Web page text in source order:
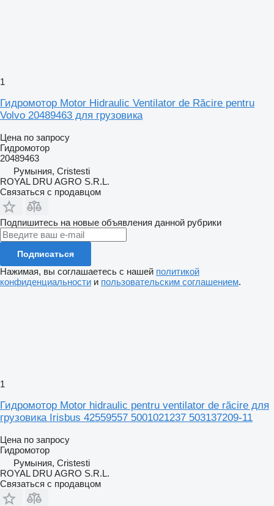
1
Гидромотор Motor Hidraulic Ventilator de Răcire pentru
Volvo 20489463 для грузовика
Цена по запросу
Гидромотор
20489463
Румыния, Cristesti
ROYAL DRU AGRO S.R.L.
Связаться с продавцом
Подпишитесь на новые объявления данной рубрики
Подписаться
Нажимая, вы соглашаетесь с нашей политикой
конфиденциальности и пользовательским соглашением.
1
Гидромотор Motor hidraulic pentru ventilator de răcire для
грузовика Irisbus 42559557 5001021237 503137209-11
Цена по запросу
Гидромотор
Румыния, Cristesti
ROYAL DRU AGRO S.R.L.
Связаться с продавцом